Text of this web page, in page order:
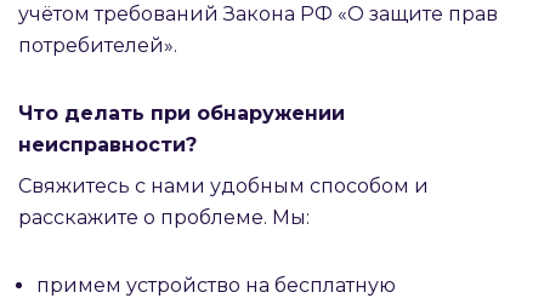
учётом требований Закона РФ «О защите прав
потребителей».
Что делать при обнаружении
неисправности?
Свяжитесь с нами удобным способом и
расскажите о проблеме. Мы:
примем устройство на бесплатную